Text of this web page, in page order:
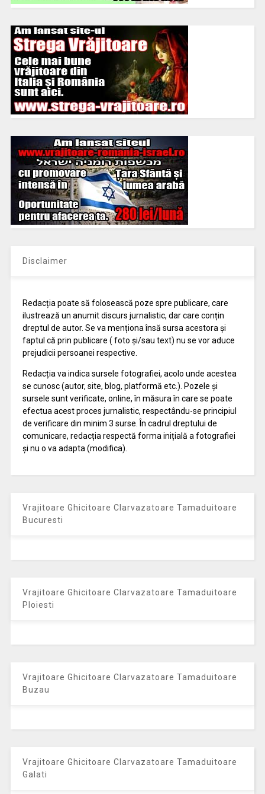
Disclaimer
Redacția poate să folosească poze spre publicare, care
ilustrează un anumit discurs jurnalistic, dar care conțin
dreptul de autor. Se va menționa însă sursa acestora și
faptul că prin publicare ( foto și/sau text) nu se vor aduce
prejudicii persoanei respective.
Redacția va indica sursele fotografiei, acolo unde acestea
se cunosc (autor, site, blog, platformă etc.). Pozele și
sursele sunt verificate, online, în măsura în care se poate
efectua acest proces jurnalistic, respectându-se principiul
de verificare din minim 3 surse. În cadrul dreptului de
comunicare, redacția respectă forma inițială a fotografiei
și nu o va adapta (modifica).
Vrajitoare Ghicitoare Clarvazatoare Tamaduitoare
Bucuresti
Vrajitoare Ghicitoare Clarvazatoare Tamaduitoare
Ploiesti
Vrajitoare Ghicitoare Clarvazatoare Tamaduitoare
Buzau
Vrajitoare Ghicitoare Clarvazatoare Tamaduitoare
Galati